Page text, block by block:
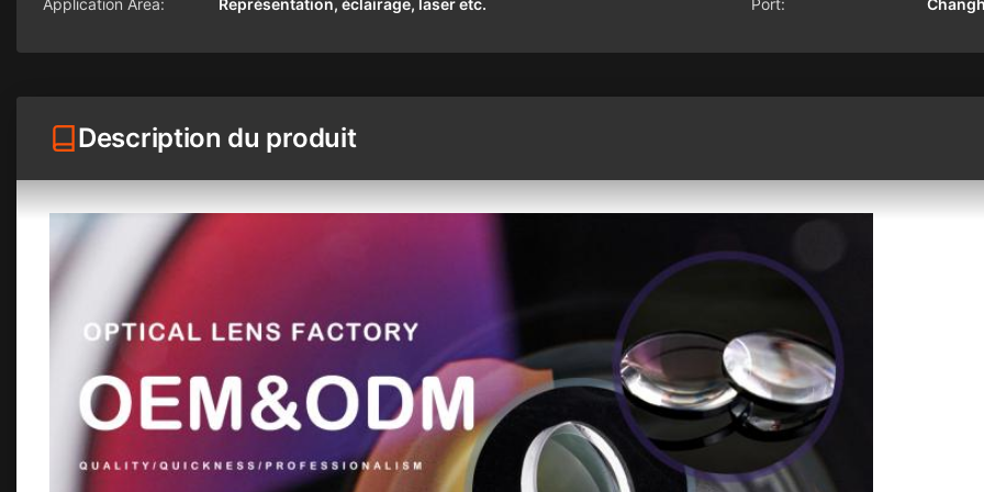
Application Area: Représentation, éclairage, laser etc. Port:
Description du produit